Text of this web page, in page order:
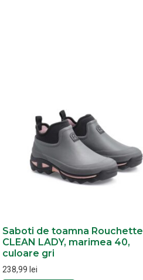
Saboti de toamna Rouchette
CLEAN LADY, marimea 40,
culoare gri
238,99 lei